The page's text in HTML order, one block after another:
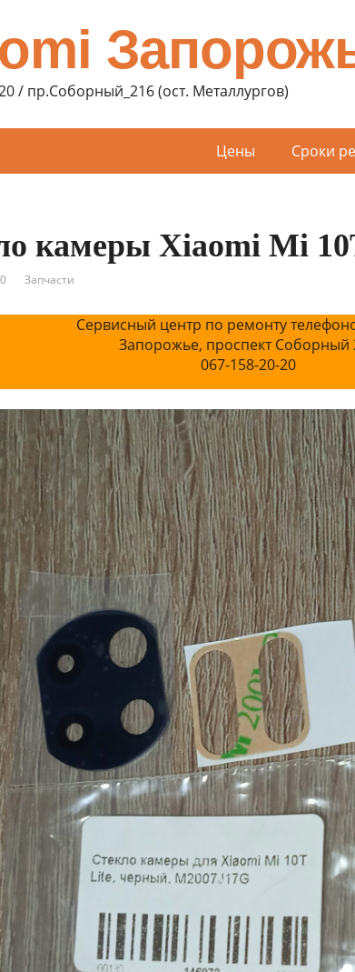
/ пр.Соборный_216 (ост. Металлургов)
Цены Сроки
камеры Xiaomi Mi
Запчасти
Сервисный центр по ремонту
Запорожье, проспект Соборный
067-158-20-20